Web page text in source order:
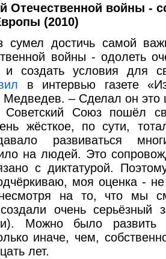
Отечественной войны -
(2010)
сумел достичь самой
войны - одолеть
и создать условия для
в интервью газете
– Сделал он это
Советский Союз пошёл
жёсткое, по сути,
развиваться
на людей. Это
с диктатурой.
моя оценка -
на то, что мы
очень серьёзный
Можно было развить
иначе, чем,
лет.